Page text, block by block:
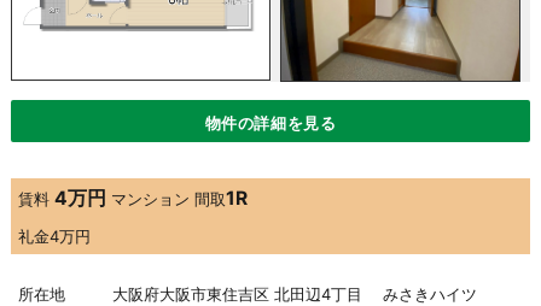
物件の詳細を見る
賃料 4万円 マンション 間取1R
礼金4万円
所在地
大阪府大阪市東住吉区 北田辺4丁目 みさきハイツ